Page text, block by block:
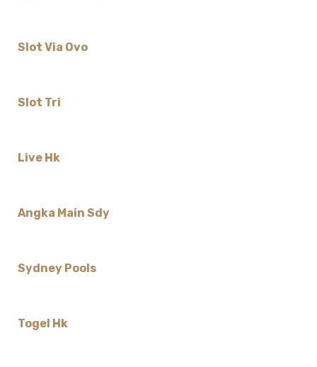
Slot Via Ovo
Slot Tri
Live Hk
Angka Main Sdy
Sydney Pools
Togel Hk